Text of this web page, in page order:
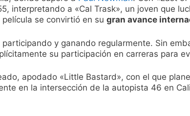
interpretando a «Cal Trask», un joven que
se convirtió en su gran avance
y ganando regularmente. Sin
su participación en carreras para
apodado «Little Bastard», con el que
en la intersección de la autopista 46 en